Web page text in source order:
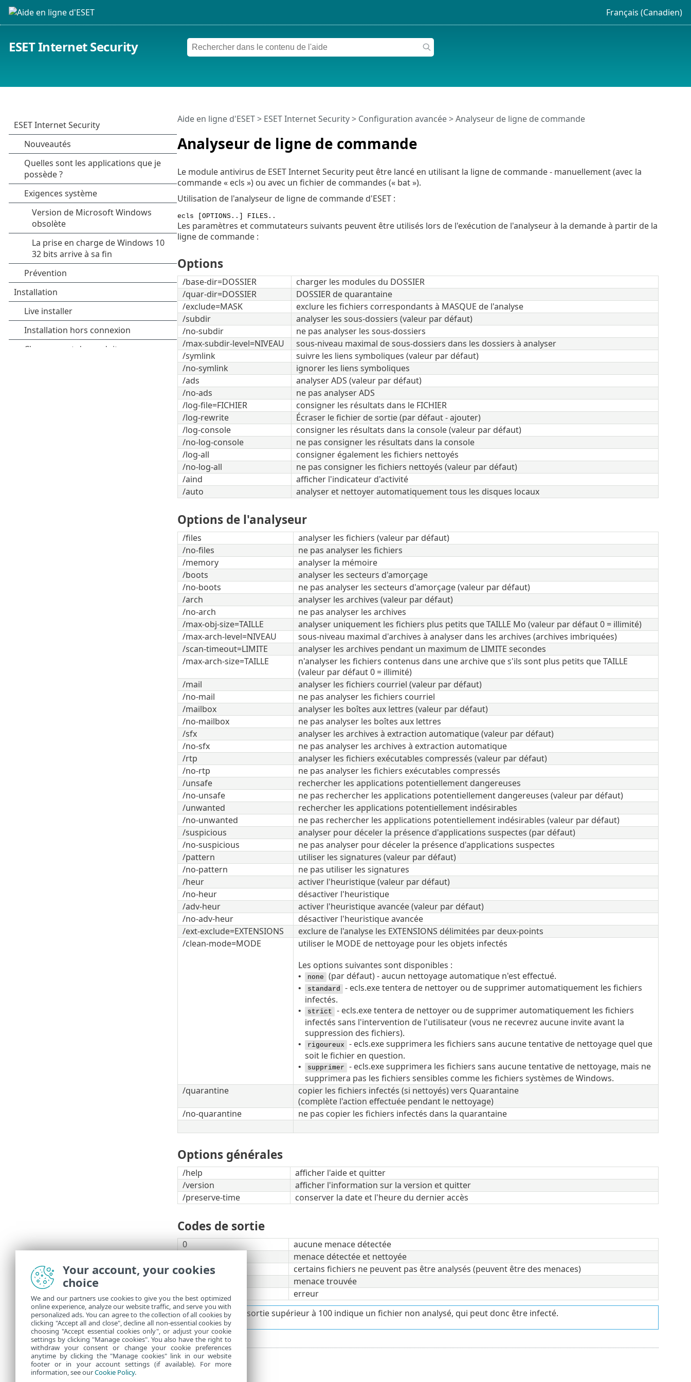
Français (Canadien)
ESET Internet Security
Analyseur de ligne de commande
Aide en ligne d'ESET> ESET Internet Security> Configuration avancée> Analyseur de ligne de commande
Le module antivirus de ESET Internet Security peut être lancé en utilisant la ligne de commande - manuellement (avec la
commande « ecls ») ou avec un fichier de commandes (« bat »).
Utilisation de l'analyseur de ligne de commande d'ESET :
ecls [OPTIONS..] FILES..
Les paramètres et commutateurs suivants peuvent être utilisés lors de l'exécution de l'analyseur à la demande à partir de la
ligne de commande :
Options
/base-dir=DOSSIER
charger les modules du DOSSIER
/quar-dir=DOSSIER
DOSSIER de quarantaine
/exclude=MASK
exclure les fichiers correspondants à MASQUE de l'analyse
/subdir
analyser les sous-dossiers (valeur par défaut)
/no-subdir
ne pas analyser les sous-dossiers
/max-subdir-level=NIVEAU
sous-niveau maximal de sous-dossiers dans les dossiers à analyser
/symlink
suivre les liens symboliques (valeur par défaut)
/no-symlink
ignorer les liens symboliques
/ads
analyser ADS (valeur par défaut)
/no-ads
ne pas analyser ADS
/log-file=FICHIER
consigner les résultats dans le FICHIER
/log-rewrite
Écraser le fichier de sortie (par défaut - ajouter)
/log-console
consigner les résultats dans la console (valeur par défaut)
/no-log-console
ne pas consigner les résultats dans la console
/log-all
consigner également les fichiers nettoyés
/no-log-all
ne pas consigner les fichiers nettoyés (valeur par défaut)
/aind
afficher l'indicateur d'activité
/auto
analyser et nettoyer automatiquement tous les disques locaux
Options de l'analyseur
/files
analyser les fichiers (valeur par défaut)
/no-files
ne pas analyser les fichiers
/memory
analyser la mémoire
/boots
analyser les secteurs d'amorçage
/no-boots
ne pas analyser les secteurs d'amorçage (valeur par défaut)
/arch
analyser les archives (valeur par défaut)
/no-arch
ne pas analyser les archives
/max-obj-size=TAILLE
analyser uniquement les fichiers plus petits que TAILLE Mo (valeur par défaut 0 = illimité)
/max-arch-level=NIVEAU
sous-niveau maximal d'archives à analyser dans les archives (archives imbriquées)
/scan-timeout=LIMITE
analyser les archives pendant un maximum de LIMITE secondes
/max-arch-size=TAILLE
n'analyser les fichiers contenus dans une archive que s'ils sont plus petits que TAILLE
(valeur par défaut 0 = illimité)
/mail
analyser les fichiers courriel (valeur par défaut)
/no-mail
ne pas analyser les fichiers courriel
/mailbox
analyser les boîtes aux lettres (valeur par défaut)
/no-mailbox
ne pas analyser les boîtes aux lettres
/sfx
analyser les archives à extraction automatique (valeur par défaut)
/no-sfx
ne pas analyser les archives à extraction automatique
/rtp
analyser les fichiers exécutables compressés (valeur par défaut)
/no-rtp
ne pas analyser les fichiers exécutables compressés
/unsafe
rechercher les applications potentiellement dangereuses
/no-unsafe
ne pas rechercher les applications potentiellement dangereuses (valeur par défaut)
/unwanted
rechercher les applications potentiellement indésirables
/no-unwanted
ne pas rechercher les applications potentiellement indésirables (valeur par défaut)
/suspicious
analyser pour déceler la présence d'applications suspectes (par défaut)
/no-suspicious
ne pas analyser pour déceler la présence d'applications suspectes
/pattern
utiliser les signatures (valeur par défaut)
/no-pattern
ne pas utiliser les signatures
/heur
activer l'heuristique (valeur par défaut)
/no-heur
désactiver l'heuristique
/adv-heur
activer l'heuristique avancée (valeur par défaut)
/no-adv-heur
désactiver l'heuristique avancée
/ext-exclude=EXTENSIONS
exclure de l'analyse les EXTENSIONS délimitées par deux-points
/clean-mode=MODE
utiliser le MODE de nettoyage pour les objets infectés
Les options suivantes sont disponibles :
• none (par défaut) - aucun nettoyage automatique n'est effectué.
• standard - ecls.exe tentera de nettoyer ou de supprimer automatiquement les fichiers
infectés.
• strict - ecls.exe tentera de nettoyer ou de supprimer automatiquement les fichiers
infectés sans l'intervention de l'utilisateur (vous ne recevrez aucune invite avant la
suppression des fichiers).
• rigoureux - ecls.exe supprimera les fichiers sans aucune tentative de nettoyage quel que
soit le fichier en question.
• supprimer - ecls.exe supprimera les fichiers sans aucune tentative de nettoyage, mais ne
supprimera pas les fichiers sensibles comme les fichiers systèmes de Windows.
/quarantine
copier les fichiers infectés (si nettoyés) vers Quarantaine
(complète l'action effectuée pendant le nettoyage)
/no-quarantine
ne pas copier les fichiers infectés dans la quarantaine
Options générales
/help
afficher l'aide et quitter
/version
afficher l'information sur la version et quitter
/preserve-time
conserver la date et l'heure du dernier accès
Codes de sortie
0
aucune menace détectée
menace détectée et nettoyée
10
certains fichiers ne peuvent pas être analysés (peuvent être des menaces)
menace trouvée
100
erreur
Un code de sortie supérieur à 100 indique un fichier non analysé, qui peut donc être infecté.
Your account, your cookies
choice
We and our partners use cookies to give you the best optimized
online experience, analyze our website traffic, and serve you with
personalized ads. You can agree to the collection of all cookies by
clicking "Accept all and close", decline all non-essential cookies by
choosing "Accept essential cookies only", or adjust your cookie
settings by clicking "Manage cookies". You also have the right to
withdraw your consent or change your cookie preferences
anytime by clicking the "Manage cookies" link in our website
footer or in your account settings (if available). For more
information, see ourCookie Policy.